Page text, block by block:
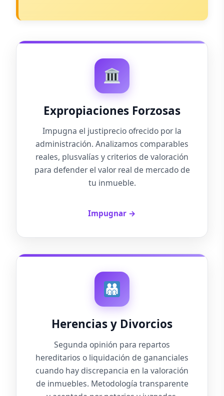
Expropiaciones Forzosas
Impugna el justiprecio ofrecido por la
administración. Analizamos comparables
reales, plusvalías y criterios de valoración
para defender el valor real de mercado de
tu inmueble.
Impugnar →
Herencias y Divorcios
Segunda opinión para repartos
hereditarios o liquidación de gananciales
cuando hay discrepancia en la valoración
de inmuebles. Metodología transparente